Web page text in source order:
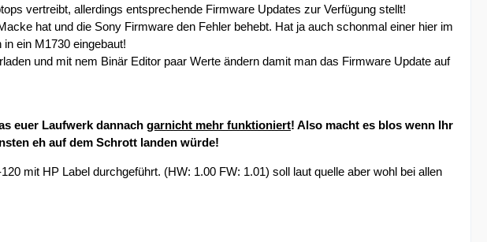
vertreibt, allerdings entsprechende Firmware Updates zur Verfügung stellt!
hat und die Sony Firmware den Fehler behebt. Hat ja auch schonmal einer hier im
ein M1730 eingebaut!
und mit nem Binär Editor paar Werte ändern damit man das Firmware Update auf
euer Laufwerk dannach garnicht mehr funktioniert! Also macht es blos wenn Ihr
eh auf dem Schrott landen würde!
mit HP Label durchgeführt. (HW: 1.00 FW: 1.01) soll laut quelle aber wohl bei allen